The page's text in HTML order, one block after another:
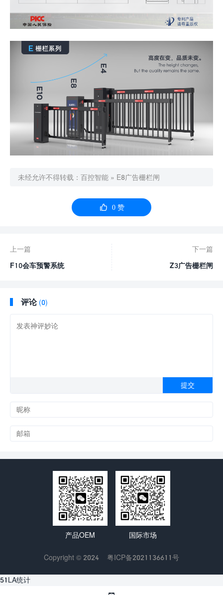
未经允许不得转载： 百控智能 » E8广告栅栏闸
 0赞
上一篇
F10会车预警系统
下一篇
Z3广告栅栏闸
评论 (0)
产品OEM 国际市场
Copyright © 2024 粤ICP备2021136611号
51LA统计